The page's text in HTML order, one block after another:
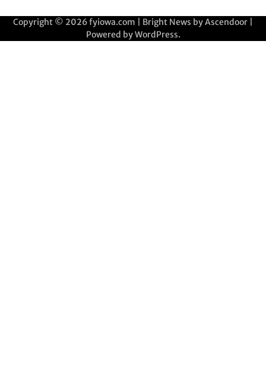
Copyright © 2026fyiowa.com | Bright News byAscendoor
Powered byWordPress.